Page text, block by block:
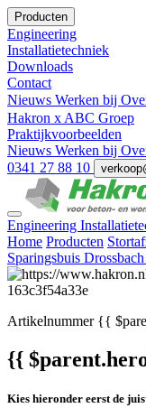
Producten
Engineering
Installatietechniek
Downloads
Contact
Nieuws Werken bij
Hakron x ABC Groep
Praktijkvoorbeelden
Nieuws Werken bij
0341 27 88 10
Engineering
Home Producten
Sparingsbuis
Artikelnummer{{
{{
Kies hieronder eerst de